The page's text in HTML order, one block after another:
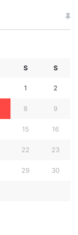
S S
1 2
8 9
15 16
22 23
29 30